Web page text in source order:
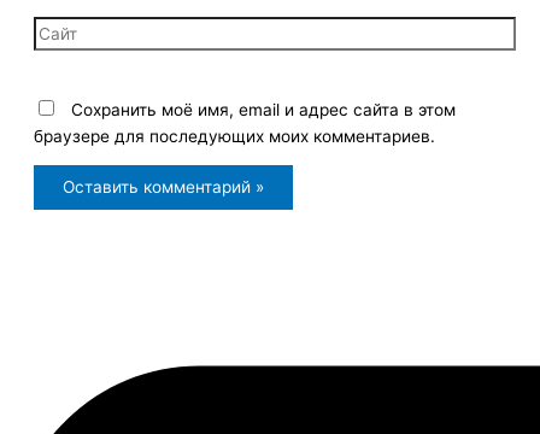
Сайт
Сохранить моё имя, email и адрес сайта в этом
браузере для последующих моих комментариев.